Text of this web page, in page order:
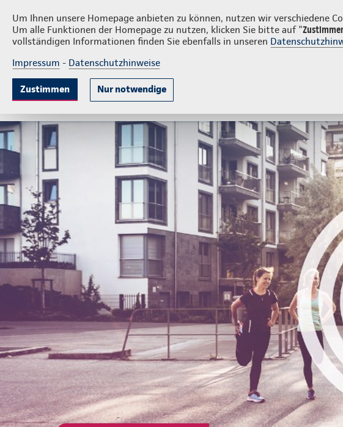
Um Ihnen unsere Homepage anbieten zu können, nutzen wir verschiedene
Um alle Funktionen der Homepage zu nutzen, klicken Sie bitte auf "
vollständigen Informationen finden Sie ebenfalls in unseren
Impressum - Datenschutzhinweise
Zustimmen Nur notwendige
Dirk Diederich Privatkunden Firmenkunden
KrankenversicherungLebensversicherung